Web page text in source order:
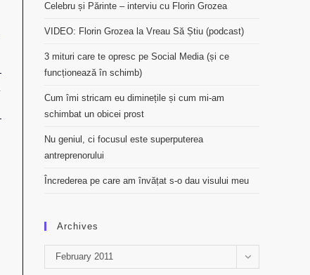
Celebru și Părinte – interviu cu Florin Grozea
VIDEO: Florin Grozea la Vreau Să Știu (podcast)
3 mituri care te opresc pe Social Media (și ce
funcționează în schimb)
Cum îmi stricam eu diminețile și cum mi-am
schimbat un obicei prost
Nu geniul, ci focusul este superputerea
antreprenorului
Încrederea pe care am învățat s-o dau visului meu
Archives
Archives
February 2011